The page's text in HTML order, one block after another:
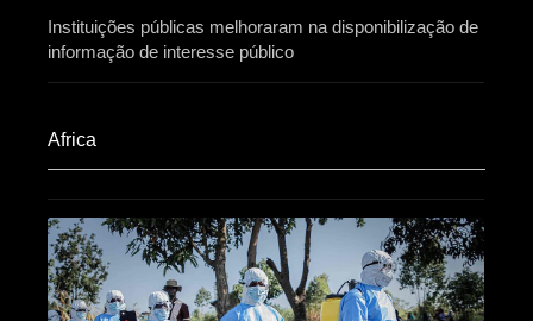
Instituições públicas melhoraram na disponibilização de
informação de interesse público
Africa​